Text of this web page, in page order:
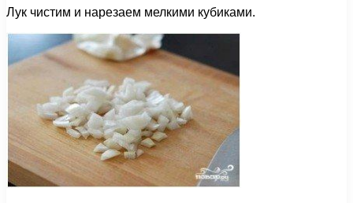
Лук чистим и нарезаем мелкими кубиками.